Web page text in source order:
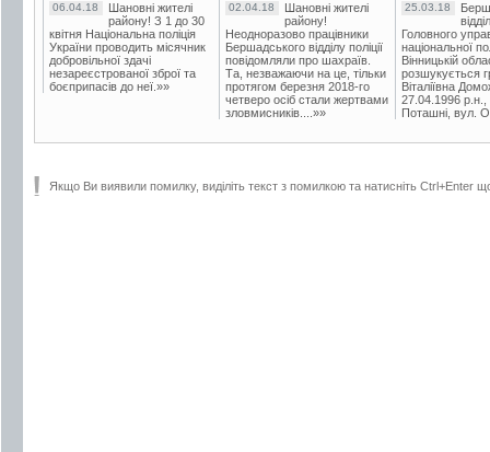
06.04.18
Шановні жителі
району! З 1 до 30
квітня Національна поліція
України проводить місячник
добровільної здачі
незареєстрованої зброї та
боєприпасів до неї.»»
02.04.18
Шановні жителі
району!
Неодноразово працівники
Бершадського відділу поліції
повідомляли про шахраїв.
Та, незважаючи на це, тільки
протягом березня 2018-го
четверо осіб стали жертвами
зловмисників....»»
25.03.18
Головного
національної
Вінницькій
розшукується
Віталіївна
27.04.1996 р.н.,
Поташні, вул.
Якщо Ви виявили помилку, виділіть текст з помилкою та натисніть Ctrl+Enter